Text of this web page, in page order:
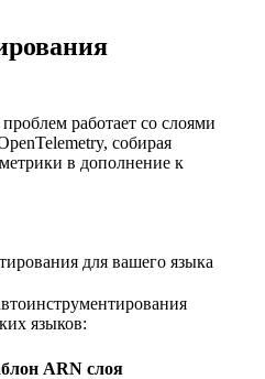
работает со слоями
собирая
в дополнение к
для вашего языка
языков:
ARN слоя